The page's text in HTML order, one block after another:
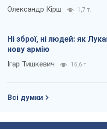
Олександр Кірш 1,7 т.
Ні зброї, ні людей: як
нову армію
Ігар Тишкевич 16,6 т.
Всі думки